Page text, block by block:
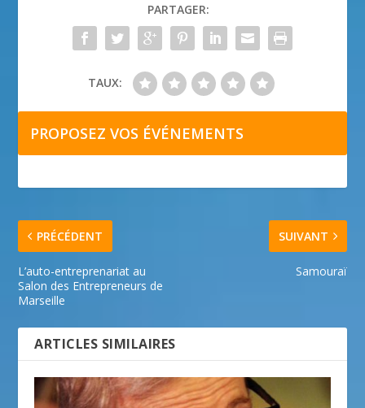
PARTAGER:
TAUX:
PROPOSEZ VOS ÉVÉNEMENTS
PRÉCÉDENT
L’auto-entreprenariat au
Salon des Entrepreneurs de
Marseille
SUIVANT
Samouraï
ARTICLES SIMILAIRES